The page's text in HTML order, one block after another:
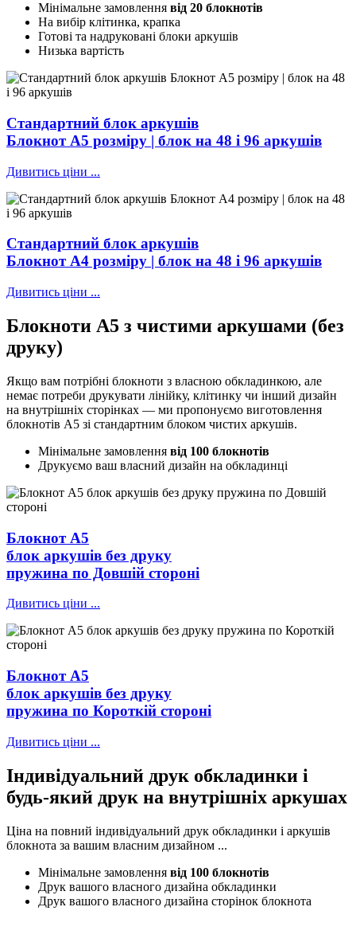
Мінімальне замовлення від 20 блокнотів
На вибір клітинка, крапка
Готові та надруковані блоки аркушів
Низька вартість
Стандартний блок аркушів
Блокнот А5 розміру | блок на 48 і 96 аркушів
Дивитись ціни ...
Стандартний блок аркушів
Блокнот А4 розміру | блок на 48 і 96 аркушів
Дивитись ціни ...
Блокноти А5 з чистими аркушами (без
друку)
Якщо вам потрібні блокноти з власною обкладинкою, але
немає потреби друкувати лінійку, клітинку чи інший дизайн
на внутрішніх сторінках — ми пропонуємо виготовлення
блокнотів А5 зі стандартним блоком чистих аркушів.
Мінімальне замовлення від 100 блокнотів
Друкуємо ваш власний дизайн на обкладинці
Блокнот А5
блок аркушів без друку
пружина по Довшій стороні
Дивитись ціни ...
Блокнот А5
блок аркушів без друку
пружина по Короткій стороні
Дивитись ціни ...
Індивідуальний друк обкладинки і
будь-який друк на внутрішніх аркушах
Ціна на повний індивідуальний друк обкладинки і аркушів
блокнота за вашим власним дизайном ...
Мінімальне замовлення від 100 блокнотів
Друк вашого власного дизайна обкладинки
Друк вашого власного дизайна сторінок блокнота